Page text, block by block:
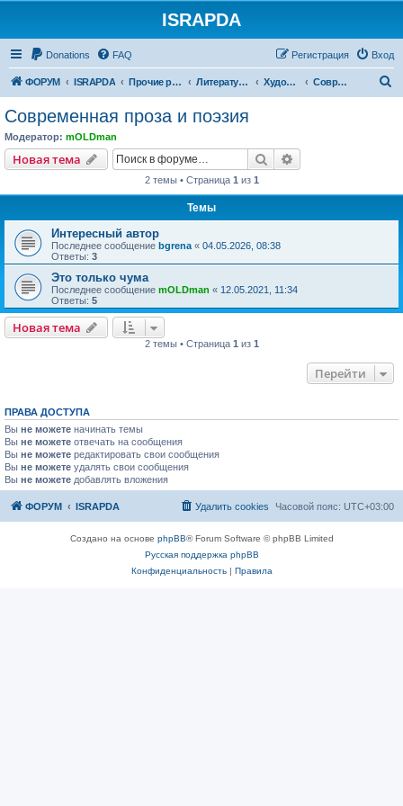
ISRAPDA
Donations FAQ Вход
Регистрация
ФОРУМ ISRAPDA Прочие разделы Литературно-музыкальные-кино- форумы Художественная литература Современная проза и поэзия
Современная проза и поэзия
Модератор: mOLDman
Новая тема
Новаятема Поиск
2 темы • Страница 1 из 1
Темы
Интересный автор
Последнее сообщение bgrena « 04.05.2026, 08:38
Ответы: 3
Это только чума
Последнее сообщение mOLDman « 12.05.2021, 11:34
Ответы: 5
Новая тема
Новаятема
2 темы • Страница 1 из 1
Перейти
ПРАВА ДОСТУПА
Вы не можете начинать темы
Вы не можете отвечать на сообщения
Вы не можете редактировать свои сообщения
Вы не можете удалять свои сообщения
Вы не можете добавлять вложения
ФОРУМ ISRAPDA Часовой пояс: UTC+03:00
Удалить cookies
Создано на основе phpBB® Forum Software © phpBB Limited
Русская поддержка phpBB
Конфиденциальность| Правила